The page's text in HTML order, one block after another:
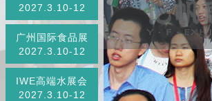
2027.3.10-12
广州国际食品展
2027.3.10-12
IWE高端水展会
2027.3.10-12